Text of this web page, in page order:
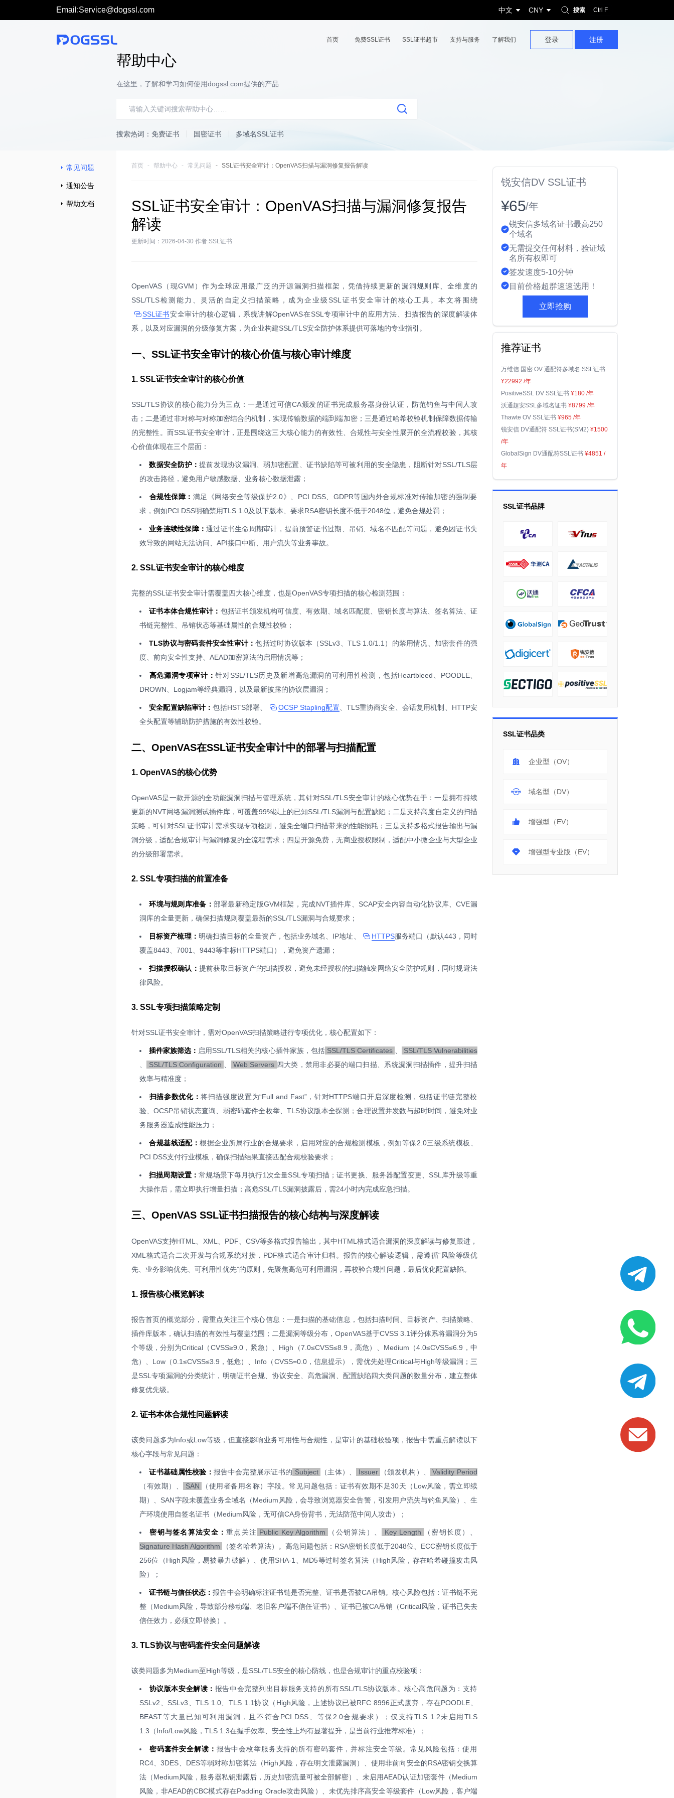
Email:Service@dogssl.com 中文 CNY 搜索 Ctrl F
首页 免费SSL证书 SSL证书超市 支持与服务 了解我们 登录 注册
帮助中心
在这里，了解和学习如何使用dogssl.com提供的产品
搜索热词： 免费证书 国密证书 多域名SSL证书
常见问题
通知公告
帮助文档
首页 帮助中心 常见问题 SSL证书安全审计：OpenVAS扫描与漏洞修复报告解读
SSL证书安全审计：OpenVAS扫描与漏洞修复报告
解读
更新时间：2026-04-30 作者:SSL证书
OpenVAS（现GVM）作为全球应用最广泛的开源漏洞扫描框架，凭借持续更新的漏洞规则库、全维度的
SSL/TLS检测能力、灵活的自定义扫描策略，成为企业级SSL证书安全审计的核心工具。本文将围绕
SSL证书安全审计的核心逻辑，系统讲解OpenVAS在SSL专项审计中的应用方法、扫描报告的深度解读体
系，以及对应漏洞的分级修复方案，为企业构建SSL/TLS安全防护体系提供可落地的专业指引。
一、SSL证书安全审计的核心价值与核心审计维度
1. SSL证书安全审计的核心价值
SSL/TLS协议的核心能力分为三点：一是通过可信CA颁发的证书完成服务器身份认证，防范钓鱼与中间人攻
击；二是通过非对称与对称加密结合的机制，实现传输数据的端到端加密；三是通过哈希校验机制保障数据传输
的完整性。而SSL证书安全审计，正是围绕这三大核心能力的有效性、合规性与安全性展开的全流程校验，其核
心价值体现在三个层面：
数据安全防护： 提前发现协议漏洞、弱加密配置、证书缺陷等可被利用的安全隐患，阻断针对SSL/TLS层
的攻击路径，避免用户敏感数据、业务核心数据泄露；
合规性保障： 满足《网络安全等级保护2.0》、PCI DSS、GDPR等国内外合规标准对传输加密的强制要
求，例如PCI DSS明确禁用TLS 1.0及以下版本、要求RSA密钥长度不低于2048位，避免合规处罚；
业务连续性保障：通过证书生命周期审计，提前预警证书过期、吊销、域名不匹配等问题，避免因证书失
效导致的网站无法访问、API接口中断、用户流失等业务事故。
2. SSL证书安全审计的核心维度
完整的SSL证书安全审计需覆盖四大核心维度，也是OpenVAS专项扫描的核心检测范围：
证书本体合规性审计： 包括证书颁发机构可信度、有效期、域名匹配度、密钥长度与算法、签名算法、证
书链完整性、吊销状态等基础属性的合规性校验；
TLS协议与密码套件安全性审计：包括过时协议版本（SSLv3、TLS 1.0/1.1）的禁用情况、加密套件的强
度、前向安全性支持、AEAD加密算法的启用情况等；
高危漏洞专项审计：针对SSL/TLS历史及新增高危漏洞的可利用性检测，包括Heartbleed、POODLE、
DROWN、Logjam等经典漏洞，以及最新披露的协议层漏洞；
安全配置缺陷审计：包括HSTS部署、 OCSP Stapling配置、TLS重协商安全、会话复用机制、HTTP安
全头配置等辅助防护措施的有效性校验。
二、OpenVAS在SSL证书安全审计中的部署与扫描配置
1. OpenVAS的核心优势
OpenVAS是一款开源的全功能漏洞扫描与管理系统，其针对SSL/TLS安全审计的核心优势在于：一是拥有持续
更新的NVT网络漏洞测试插件库，可覆盖99%以上的已知SSL/TLS漏洞与配置缺陷；二是支持高度自定义的扫描
策略，可针对SSL证书审计需求实现专项检测，避免全端口扫描带来的性能损耗；三是支持多格式报告输出与漏
洞分级，适配合规审计与漏洞修复的全流程需求；四是开源免费，无商业授权限制，适配中小微企业与大型企业
的分级部署需求。
2. SSL专项扫描的前置准备
环境与规则库准备： 部署最新稳定版GVM框架，完成NVT插件库、SCAP安全内容自动化协议库、CVE漏
洞库的全量更新，确保扫描规则覆盖最新的SSL/TLS漏洞与合规要求；
目标资产梳理： 明确扫描目标的全量资产，包括业务域名、IP地址、 HTTPS服务端口（默认443，同时
覆盖8443、7001、9443等非标HTTPS端口），避免资产遗漏；
扫描授权确认： 提前获取目标资产的扫描授权，避免未经授权的扫描触发网络安全防护规则，同时规避法
律风险。
3. SSL专项扫描策略定制
针对SSL证书安全审计，需对OpenVAS扫描策略进行专项优化，核心配置如下：
插件家族筛选： 启用SSL/TLS相关的核心插件家族，包括SSL/TLS Certificates
SSL/TLS Vulnerabilities
SSL/TLS Configuration Web Servers 四大类，禁用非必要的端口扫描、系统漏洞扫描插件，提升扫描
效率与精准度；
扫描参数优化：将扫描强度设置为“Full and Fast”，针对HTTPS端口开启深度检测，包括证书链完整校
验、OCSP吊销状态查询、弱密码套件全枚举、TLS协议版本全探测；合理设置并发数与超时时间，避免对业
务服务器造成性能压力；
合规基线适配：根据企业所属行业的合规要求，启用对应的合规检测模板，例如等保2.0三级系统模板、
PCI DSS支付行业模板，确保扫描结果直接匹配合规校验要求；
扫描周期设置：常规场景下每月执行1次全量SSL专项扫描；证书更换、服务器配置变更、SSL库升级等重
大操作后，需立即执行增量扫描；高危SSL/TLS漏洞披露后，需24小时内完成应急扫描。
三、OpenVAS SSL证书扫描报告的核心结构与深度解读
OpenVAS支持HTML、XML、PDF、CSV等多格式报告输出，其中HTML格式适合漏洞的深度解读与修复跟进，
XML格式适合二次开发与合规系统对接，PDF格式适合审计归档。报告的核心解读逻辑，需遵循“风险等级优
先、业务影响优先、可利用性优先”的原则，先聚焦高危可利用漏洞，再校验合规性问题，最后优化配置缺陷。
1. 报告核心概览解读
报告首页的概览部分，需重点关注三个核心信息：一是扫描的基础信息，包括扫描时间、目标资产、扫描策略、
插件库版本，确认扫描的有效性与覆盖范围；二是漏洞等级分布，OpenVAS基于CVSS 3.1评分体系将漏洞分为5
个等级，分别为Critical（CVSS≥9.0，紧急）、High（7.0≤CVSS≤8.9，高危）、Medium（4.0≤CVSS≤6.9，中
危）、Low（0.1≤CVSS≤3.9，低危）、Info（CVSS=0.0，信息提示），需优先处理Critical与High等级漏洞；三
是SSL专项漏洞的分类统计，明确证书合规、协议安全、高危漏洞、配置缺陷四大类问题的数量分布，建立整体
修复优先级。
2. 证书本体合规性问题解读
该类问题多为Info或Low等级，但直接影响业务可用性与合规性，是审计的基础校验项，报告中需重点解读以下
核心字段与常见问题：
证书基础属性校验：报告中会完整展示证书的 Subject （主体）、 Issuer （颁发机构）、
Validity Period
（有效期）、
SAN
（使用者备用名称）字段。常见问题包括：证书有效期不足30天（Low风险，需立即续
期）、SAN字段未覆盖业务全域名（Medium风险，会导致浏览器安全告警，引发用户流失与钓鱼风险）、生
产环境使用自签名证书（Medium风险，无可信CA身份背书，无法防范中间人攻击）；
密钥与签名算法安全：重点关注 Public Key Algorithm （公钥算法）、 Key Length
（密钥长度）、
Signature Hash Algorithm
（签名哈希算法）。高危问题包括：RSA密钥长度低于2048位、ECC密钥长度低于
256位（High风险，易被暴力破解）、使用SHA-1、MD5等过时签名算法（High风险，存在哈希碰撞攻击风
险）；
证书链与信任状态：报告中会明确标注证书链是否完整、证书是否被CA吊销。核心风险包括：证书链不完
整（Medium风险，导致部分移动端、老旧客户端不信任证书）、证书已被CA吊销（Critical风险，证书已失去
信任效力，必须立即替换）。
3. TLS协议与密码套件安全问题解读
该类问题多为Medium至High等级，是SSL/TLS安全的核心防线，也是合规审计的重点校验项：
协议版本安全解读： 报告中会完整列出目标服务支持的所有SSL/TLS协议版本。核心高危问题为：支持
SSLv2、SSLv3、TLS 1.0、TLS 1.1协议（High风险，上述协议已被RFC 8996正式废弃，存在POODLE、
BEAST等大量已知可利用漏洞，且不符合PCI DSS、等保2.0合规要求）；仅支持TLS 1.2未启用TLS
1.3（Info/Low风险，TLS 1.3在握手效率、安全性上均有显著提升，是当前行业推荐标准）；
密码套件安全解读： 报告中会枚举服务支持的所有密码套件，并标注安全等级。常见风险包括：使用
RC4、3DES、DES等弱对称加密算法（High风险，存在明文泄露漏洞）、使用非前向安全的RSA密钥交换算
法（Medium风险，服务器私钥泄露后，历史加密流量可被全部解密）、未启用AEAD认证加密套件（Medium
风险，非AEAD的CBC模式存在Padding Oracle攻击风险）、未优先排序高安全等级套件（Low风险，客户端
锐安信DV SSL证书
¥65/年
锐安信多域名证书最高250
个域名
无需提交任何材料，验证域
名所有权即可
签发速度5-10分钟
目前价格超群速速选用！
立即抢购
推荐证书
万维信 国密 OV 通配符多域名 SSL证书
¥22992 /年
PositiveSSL DV SSL证书 ¥180 /年
沃通超安SSL多域名证书 ¥8799 /年
Thawte OV SSL证书 ¥965 /年
锐安信 DV通配符 SSL证书(SM2) ¥1500
/年
GlobalSign DV通配符SSL证书 ¥4851 /
年
SSL证书品牌
SSL证书品类
企业型（OV）
域名型（DV）
增强型（EV）
增强型专业版（EV）